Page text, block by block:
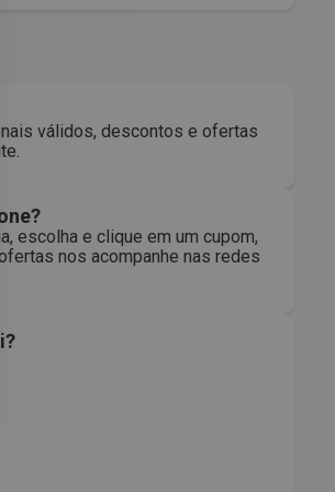
válidos, descontos e ofertas
escolha e clique em um cupom,
nos acompanhe nas redes